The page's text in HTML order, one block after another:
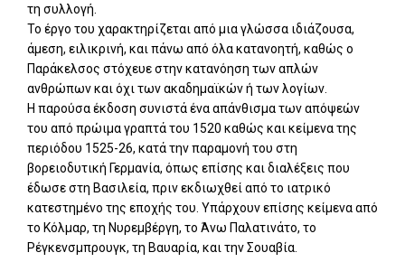
τη συλλογή.
Το έργο του χαρακτηρίζεται από μια γλώσσα ιδιάζουσα,
άμεση, ειλικρινή, και πάνω από όλα κατανοητή, καθώς ο
Παράκελσος στόχευε στην κατανόηση των απλών
ανθρώπων και όχι των ακαδημαϊκών ή των λογίων.
Η παρούσα έκδοση συνιστά ένα απάνθισμα των απόψεών
του από πρώιμα γραπτά του 1520 καθώς και κείμενα της
περιόδου 1525-26, κατά την παραμονή του στη
βορειοδυτική Γερμανία, όπως επίσης και διαλέξεις που
έδωσε στη Βασιλεία, πριν εκδιωχθεί από το ιατρικό
κατεστημένο της εποχής του. Υπάρχουν επίσης κείμενα από
το Κόλμαρ, τη Νυρεμβέργη, το Άνω Παλατινάτο, το
Ρέγκενσμπρουγκ, τη Βαυαρία, και την Σουαβία.